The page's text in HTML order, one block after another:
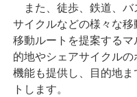
また、徒歩、鉄道、バ
サイクルなどの様々な
移動ルートを提案する
的地やシェアサイクル
機能も提供し、目的地
トします。